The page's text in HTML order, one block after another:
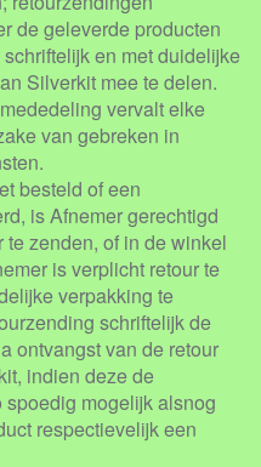
de geleverde producten
en met duidelijke
Silverkit mee te delen.
vervalt elke
van gebreken in
besteld of een
is Afnemer gerechtigd
zenden, of in de winkel
is verplicht retour te
verpakking te
schriftelijk de
ontvangst van de retour
indien deze de
mogelijk alsnog
respectievelijk een